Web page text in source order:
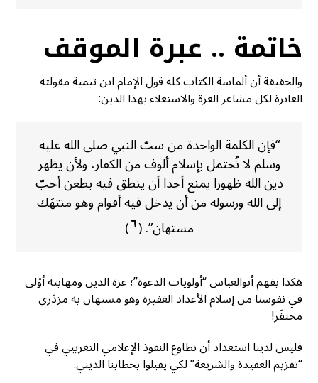
خاتمة .. عبرة الموقف
والحقيقة أن ألماسة الكتاب كله قول الإمام ابن تيمية مقولته
العابرة لكل مشاعر العزة والاستعلاء بهذا الدين:
“فإن الكلمة الواحدة من سبّ النبي صلى الله عليه
وسلم لا تُحتمل بإسلام ألوف من الكفار، ولأن يظهر
دين الله ظهورا يمنع أحدا أن ينطق فيه بطعن أحبّ
إلى الله ورسوله من أن يدخل فيه أقوام وهو منتهَك
مستهان”. (٦)
هكذا يفهم أبوالعباس “أولويات الدعوة”؛ عزة الدين ومهابته أوْلى
في نفوسنا من إسلام الأعداد الغفيرة وهو مستهان به مزدَرى
محتقَر!
فليس لدينا استعداد أن نطاوع النفوذ الإعلامي التغريبي في
“تقزيم العقيدة والشريعة” لكي يقبلوا بخطابنا الديني.